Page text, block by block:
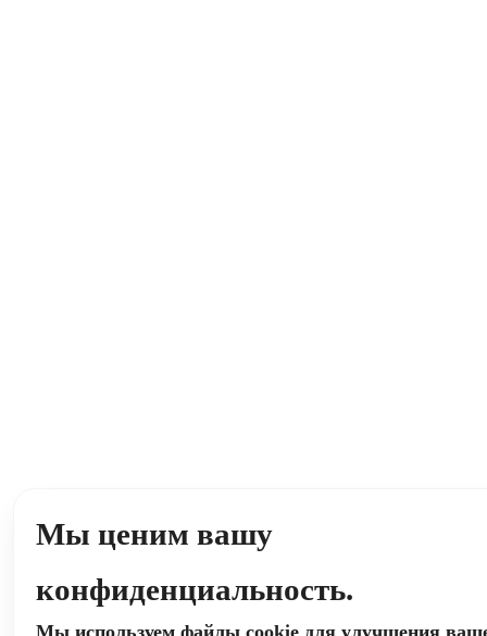
Мы ценим вашу
конфиденциальность.
Мы используем файлы cookie для улучшения